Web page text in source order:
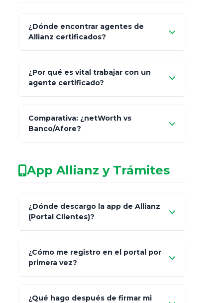
¿Dónde encontrar agentes de
Allianz certificados?
Seguros y Fianzas (CNSF)
netWorth
patrimonio con asesores informales en
redes sociales.
¿Por qué es vital trabajar con un
agente certificado?
consultor técnico
legalmente facultado
Comparativa: ¿netWorth vs
Banco/Afore?
Característica netWorth (Certificado)
Fiscalidad Estrategia Art. 151 / 93
App Allianz y Trámites
¿Dónde descargo la app de Allianz
(Portal Clientes)?
Client"
App Store (iOS) Google Play
¿Cómo me registro en el portal por
primera vez?
Bienvenida
¿Qué hago después de firmar mi